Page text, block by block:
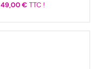
49,00 €TTC !